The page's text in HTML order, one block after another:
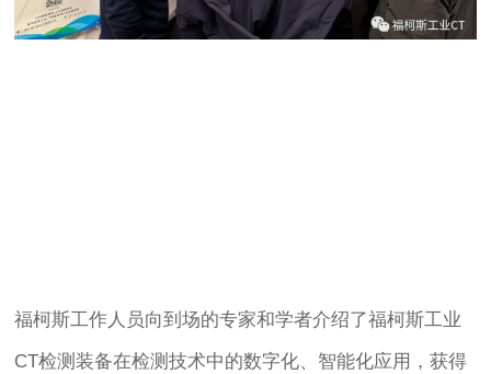
福柯斯工作人员向到场的专家和学者介绍了福柯斯工业
CT检测装备在检测技术中的数字化、智能化应用，获得